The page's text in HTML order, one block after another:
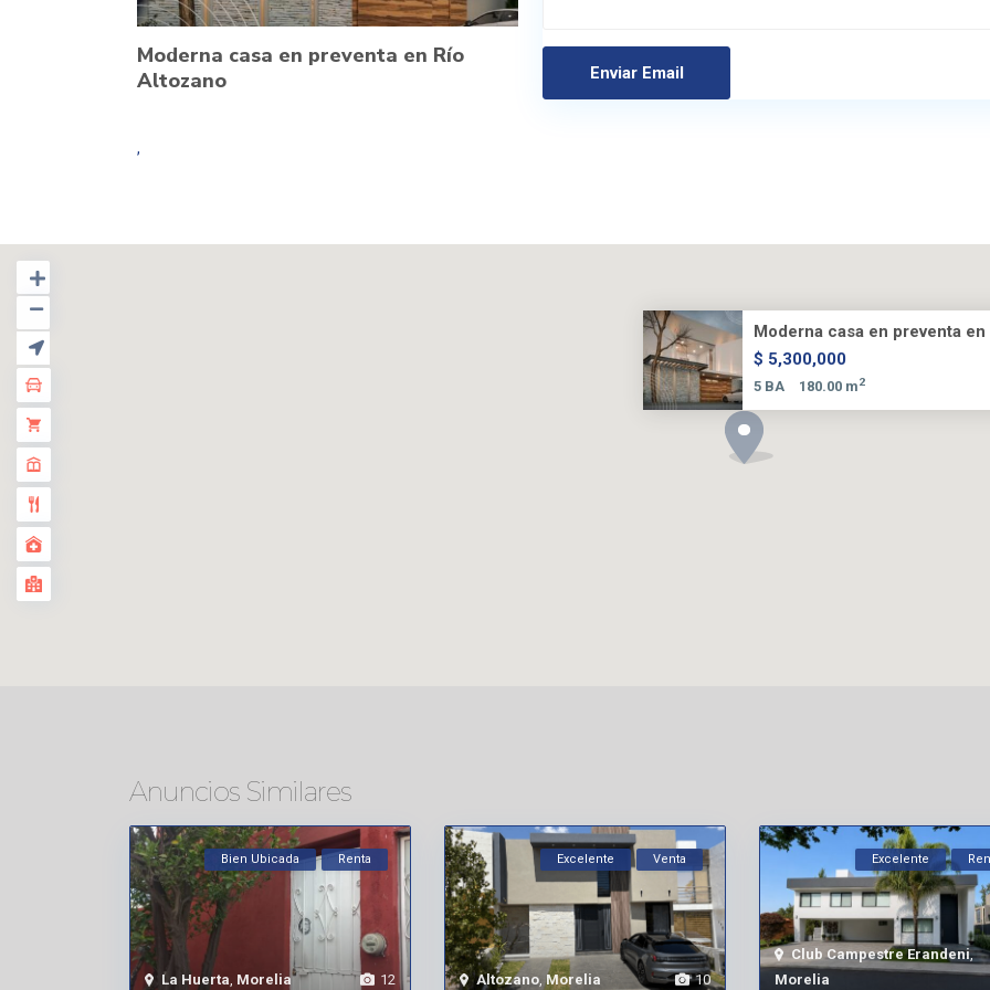
Moderna casa en preventa en Río
Altozano
,
Moderna casa en preventa en
$ 5,300,000
5 BA 180.00 m2
Anuncios Similares
12
La Huerta Morelia
Bien Ubicada Renta
10
Altozano Morelia
Excelente Venta
Club Campestre Erandeni,
Morelia
Excelente